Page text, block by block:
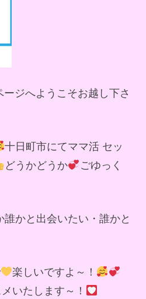
ジへようこそお越し下さ
十日町市にてママ活 セッ
どうかどうか
ごゆっく
かと出会いたい・誰かと
楽しいですよ～！
いたします～！